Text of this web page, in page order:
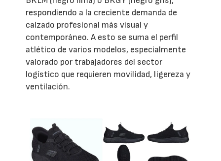
respondiendo a la creciente demanda de
calzado profesional más visual y
contemporáneo. A esto se suma el perfil
atlético de varios modelos, especialmente
valorado por trabajadores del sector
logístico que requieren movilidad, ligereza y
ventilación.